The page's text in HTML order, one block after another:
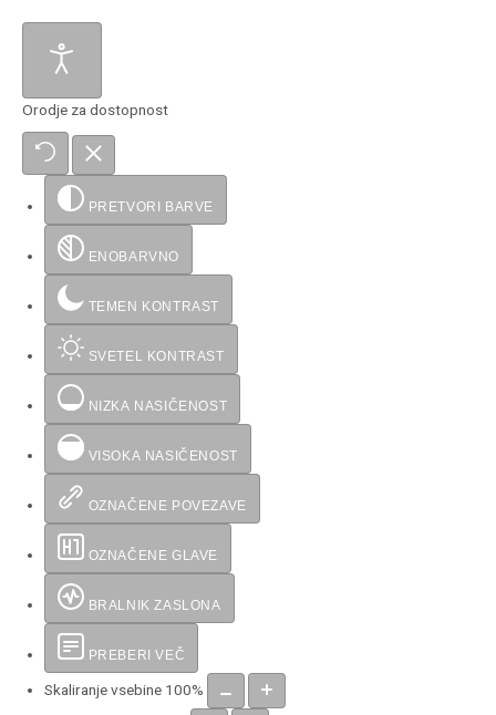
Orodje za dostopnost
PRETVORI BARVE
ENOBARVNO
TEMEN KONTRAST
SVETEL KONTRAST
NIZKA NASIČENOST
VISOKA NASIČENOST
OZNAČENE POVEZAVE
OZNAČENE GLAVE
BRALNIK ZASLONA
PREBERI VEČ
Skaliranje vsebine 100%